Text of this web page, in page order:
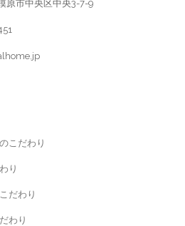
原市中央区中央3-7-9
こだわり
り
だわり
わり